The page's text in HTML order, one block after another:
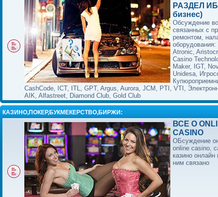
РАЗДЕЛ
бизнес)
Обсуждение
связанных с
ремонтом,
оборудования:
Atronic,
Casino
Maker, IGT,
Unidesa,
CashCode, ICT, ITL, GPT, Argus, Aurora, JCM, PTI, VTI,
AIK, Alfastreet, Diamond Club, Gold Club
КАЗИНО,ПОКЕР,БУКМЕКЕРСТВО,БИРЖИ:
ВСЕ О
CASINO
ОБсуждение
online casino,
казино онлайн
ним связано